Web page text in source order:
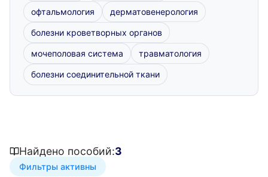
офтальмология дерматовенерология
болезни кроветворных органов
мочеполовая система травматология
болезни соединительной ткани
Найдено пособий:3
Фильтры активны